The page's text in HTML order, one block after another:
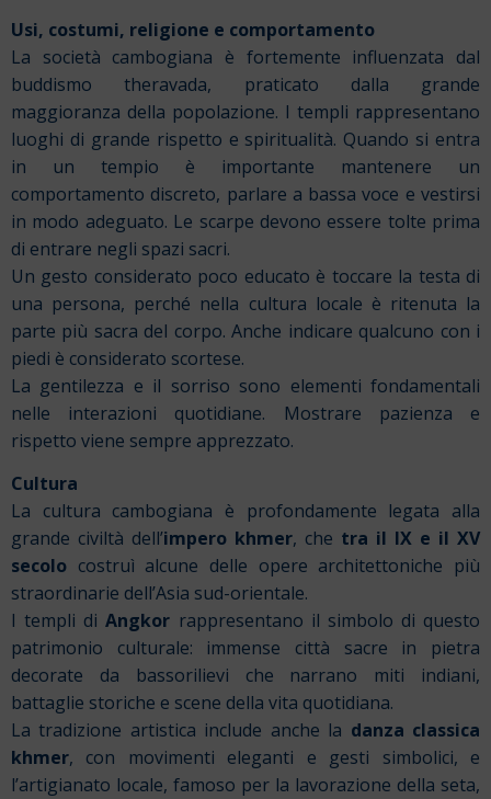
Usi, costumi, religione e comportamento
La società cambogiana è fortemente influenzata dal
buddismo theravada, praticato dalla grande
maggioranza della popolazione. I templi rappresentano
luoghi di grande rispetto e spiritualità. Quando si entra
in un tempio è importante mantenere un
comportamento discreto, parlare a bassa voce e vestirsi
in modo adeguato. Le scarpe devono essere tolte prima
di entrare negli spazi sacri.
Un gesto considerato poco educato è toccare la testa di
una persona, perché nella cultura locale è ritenuta la
parte più sacra del corpo. Anche indicare qualcuno con i
piedi è considerato scortese.
La gentilezza e il sorriso sono elementi fondamentali
nelle interazioni quotidiane. Mostrare pazienza e
rispetto viene sempre apprezzato.
Cultura
La cultura cambogiana è profondamente legata alla
grande civiltà dell’impero khmer, che tra il IX e il XV
secolo costruì alcune delle opere architettoniche più
straordinarie dell’Asia sud-orientale.
I templi diAngkor rappresentano il simbolo di questo
patrimonio culturale: immense città sacre in pietra
decorate da bassorilievi che narrano miti indiani,
battaglie storiche e scene della vita quotidiana.
La tradizione artistica include anche la danza classica
khmer, con movimenti eleganti e gesti simbolici, e
l’artigianato locale, famoso per la lavorazione della seta,